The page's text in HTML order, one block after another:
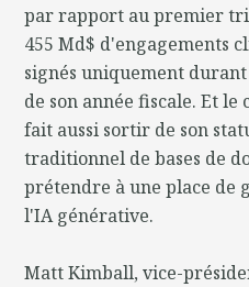
par rapport au premier
455 Md$ d'engagements
signés uniquement
de son année fiscale. Et
fait aussi sortir de son
traditionnel de bases de
prétendre à une place de
l'IA générative.
Matt Kimball, vice-